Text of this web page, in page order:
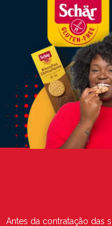
Antes da contratação das